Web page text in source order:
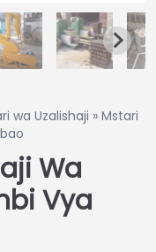
wa Uzalishaji » Mstari
Wa
Vya